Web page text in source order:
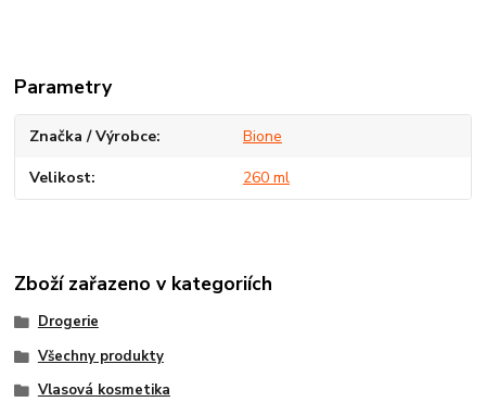
Parametry
Značka / Výrobce Bione
Velikost 260 ml
Zboží zařazeno v kategoriích
Drogerie
Všechny produkty
Vlasová kosmetika